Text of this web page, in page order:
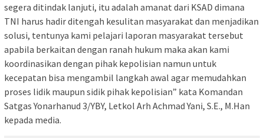
segera ditindak lanjuti, itu adalah amanat dari KSAD dimana
TNI harus hadir ditengah kesulitan masyarakat dan menjadikan
solusi, tentunya kami pelajari laporan masyarakat tersebut
apabila berkaitan dengan ranah hukum maka akan kami
koordinasikan dengan pihak kepolisian namun untuk
kecepatan bisa mengambil langkah awal agar memudahkan
proses lidik maupun sidik pihak kepolisian” kata Komandan
Satgas Yonarhanud 3/YBY, Letkol Arh Achmad Yani, S.E., M.Han
kepada media.